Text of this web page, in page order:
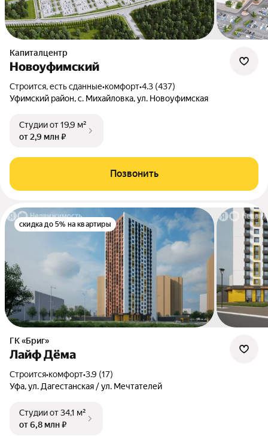
Капиталцентр
Новоуфимский
Строится, есть сданные•комфорт•4.3 (437)
Уфимский район, с. Михайловка, ул. Новоуфимская
Студииот 19,9 м²
от 2,9 млн ₽
Позвонить
скидка до 5% на квартиры
ГК «Бриг»
Лайф Дёма
Строится•комфорт•3.9 (17)
Уфа, ул. Дагестанская / ул. Мечтателей
Студииот 34,1 м²
от 6,8 млн ₽